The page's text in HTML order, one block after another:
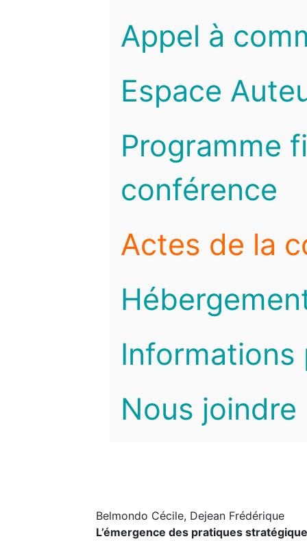
Appel à
Espace
Programme
conférence
Actes de la
Informations
Nous joindre
Belmondo Cécile, Dejean Frédérique
L’émergence des pratiques